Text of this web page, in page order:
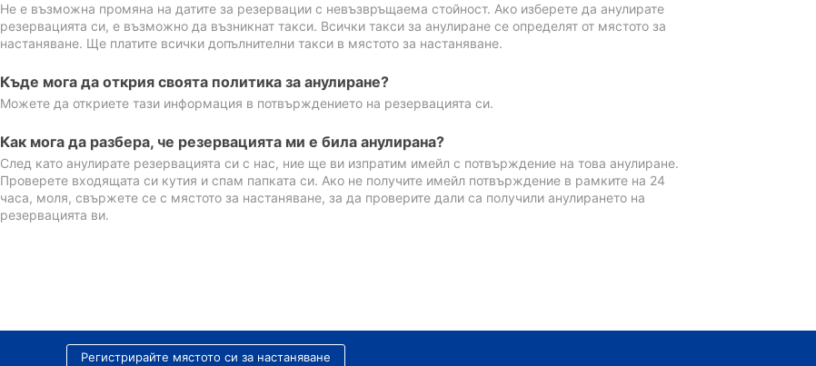
Не е възможна промяна на датите за резервации с невъзвръщаема стойност. Ако изберете да анулирате
резервацията си, е възможно да възникнат такси. Всички такси за анулиране се определят от мястото за
настаняване. Ще платите всички допълнителни такси в мястото за настаняване.
Къде мога да открия своята политика за анулиране?
Можете да откриете тази информация в потвърждението на резервацията си.
Как мога да разбера, че резервацията ми е била анулирана?
След като анулирате резервацията си с нас, ние ще ви изпратим имейл с потвърждение на това анулиране.
Проверете входящата си кутия и спам папката си. Ако не получите имейл потвърждение в рамките на 24
часа, моля, свържете се с мястото за настаняване, за да проверите дали са получили анулирането на
резервацията ви.
Регистрирайте мястото си за настаняване